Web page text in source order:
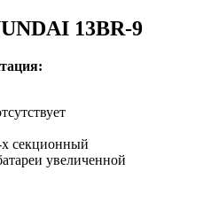
13BR-9
х секционный
увеличенной